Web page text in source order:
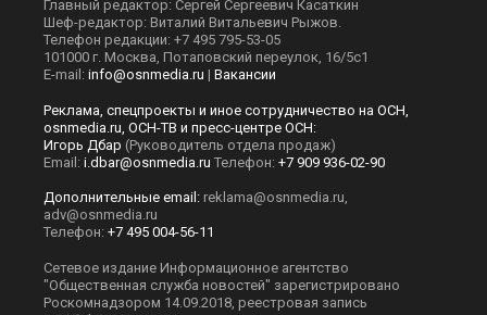
В МИРЕ @Виктория Самойленко
РБК: в Италии заявили о
готовности вырубать
виноградники
Изображение сгенерировано нейросетью ChatGPT
3 июня 2026, 14:56 — Общественная служба
новостей — ОСН
Лоллобриджида допустил возможность частичной
Он пояснил, что стремится избежать ситуации с
заброшенными или непродуктивными землями.
Министр подчеркнул: подобные меры могут быть
реализованы только при единогласном решении
виноделов.